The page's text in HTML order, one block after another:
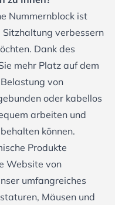
Nummernblock ist
verbessern
Dank des
mehr Platz auf dem
von
oder kabellos
arbeiten und
können.
Produkte
Website von
umfangreiches
Mäusen und